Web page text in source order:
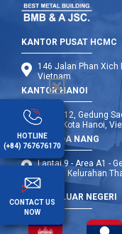
KANTOR PUSAT HCMC
146 Jalan Phan Xich
Vietnam
KANTOR HANOI
Lantai 12, Gedung
Xuan, Kota Hanoi,
KANTOR DA NANG
Lantai 9 - Area A1 -
Vuong, Kelurahan
CABANG LUAR NEGERI
HOTLINE
(+84) 767676170
CONTACT US
NOW